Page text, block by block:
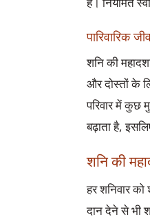
पारिवारिक
शनि की
और दोस्तों के
परिवार में कुछ
बढ़ाता है,
शनि की
हर शनिवार
दान देने से भी